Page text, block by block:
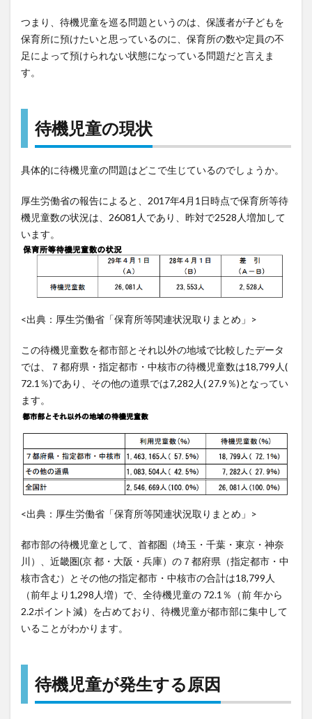
待機
児童
が発
生す
る原
女性
の社
出
3.2
核家
族化
3.3
士の
不足
3.4
への
人口
集中
所と
認可
外保
育施
設
まと
め
つまり、待機児童を巡る問題というのは、保護者が子どもを
保育所に預けたいと思っているのに、保育所の数や定員の不
足によって預けられない状態になっている問題だと言えま
す。
待機児童の現状
具体的に待機児童の問題はどこで生じているのでしょうか。
厚生労働省の報告によると、2017年4月1日時点で保育所等待
機児童数の状況は、26081人であり、昨対で2528人増加して
います。
<出典：厚生労働省「保育所等関連状況取りまとめ」>
この待機児童数を都市部とそれ以外の地域で比較したデータ
では、７都府県・指定都市・中核市の待機児童数は18,799人(
72.1％)であり、その他の道県では7,282人( 27.9％)となってい
ます。
<出典：厚生労働省「保育所等関連状況取りまとめ」>
都市部の待機児童として、首都圏（埼玉・千葉・東京・神奈
川）、近畿圏(京 都・大阪・兵庫）の７都府県（指定都市・中
核市含む）とその他の指定都市・中核市の合計は18,799人
（前年より1,298人増）で、全待機児童の 72.1％（前 年から
2.2ポイント減）を占めており、待機児童が都市部に集中して
いることがわかります。
待機児童が発生する原因